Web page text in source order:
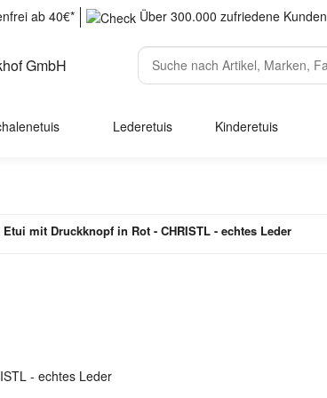
ab 40€* Über 300.000 zufriedene Kunden
Lederetuis Kinderetuis
Etui mit Druckknopf in Rot - CHRISTL - echtes Leder